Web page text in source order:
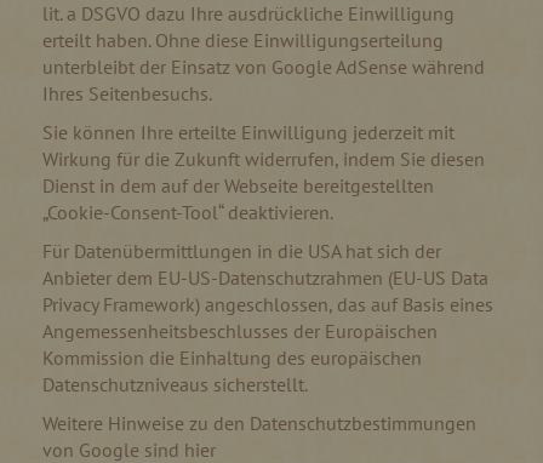
lit. a DSGVO dazu Ihre ausdrückliche Einwilligung
erteilt haben. Ohne diese Einwilligungserteilung
unterbleibt der Einsatz von Google AdSense während
Ihres Seitenbesuchs.
Sie können Ihre erteilte Einwilligung jederzeit mit
Wirkung für die Zukunft widerrufen, indem Sie diesen
Dienst in dem auf der Webseite bereitgestellten
„Cookie-Consent-Tool“ deaktivieren.
Für Datenübermittlungen in die USA hat sich der
Anbieter dem EU-US-Datenschutzrahmen (EU-US Data
Privacy Framework) angeschlossen, das auf Basis eines
Angemessenheitsbeschlusses der Europäischen
Kommission die Einhaltung des europäischen
Datenschutzniveaus sicherstellt.
Weitere Hinweise zu den Datenschutzbestimmungen
von Google sind hier